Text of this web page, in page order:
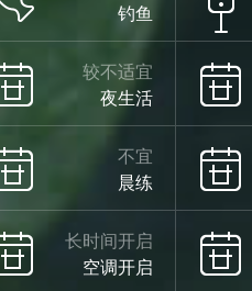
钓鱼
较不适宜
夜生活
不宜
晨练
长时间开启
空调开启